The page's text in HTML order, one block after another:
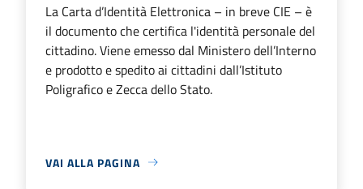
La Carta d’Identità Elettronica – in breve CIE – è
il documento che certifica l'identità personale del
cittadino. Viene emesso dal Ministero dell’Interno
e prodotto e spedito ai cittadini dall’Istituto
Poligrafico e Zecca dello Stato.
VAI ALLA PAGINA